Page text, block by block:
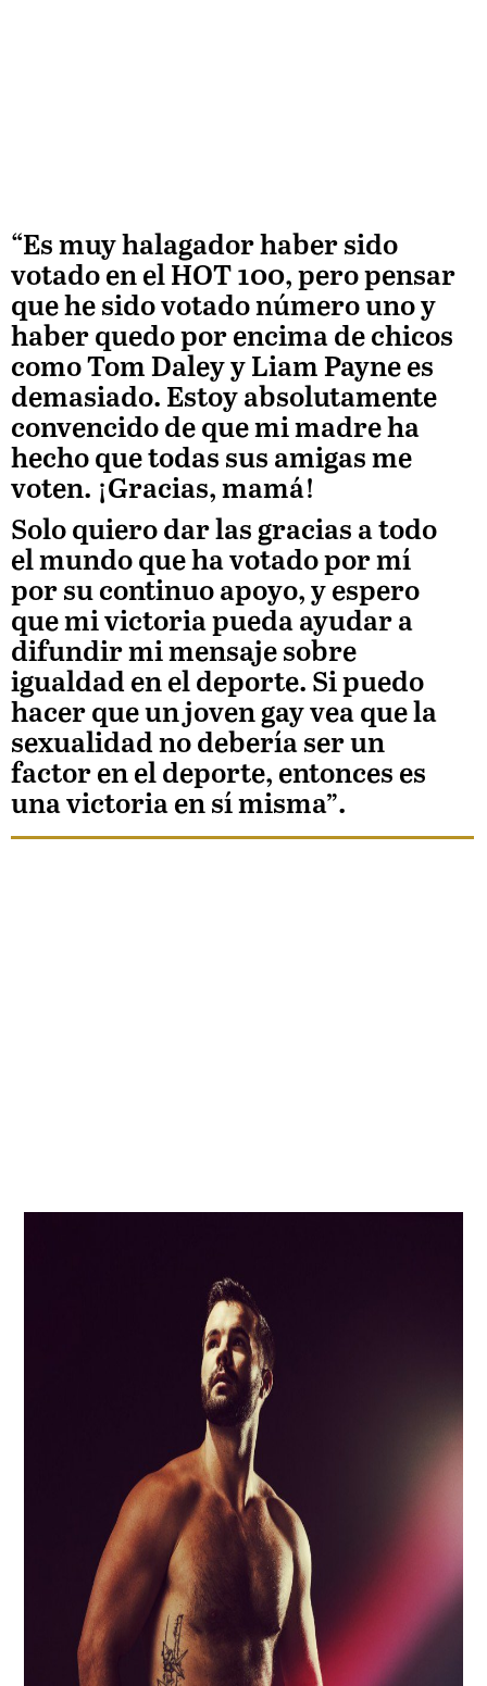
“Es muy halagador haber sido
votado en el HOT 100, pero pensar
que he sido votado número uno y
haber quedo por encima de chicos
como Tom Daley y Liam Payne es
demasiado. Estoy absolutamente
convencido de que mi madre ha
hecho que todas sus amigas me
voten. ¡Gracias, mamá!
Solo quiero dar las gracias a todo
el mundo que ha votado por mí
por su continuo apoyo, y espero
que mi victoria pueda ayudar a
difundir mi mensaje sobre
igualdad en el deporte. Si puedo
hacer que un joven gay vea que la
sexualidad no debería ser un
factor en el deporte, entonces es
una victoria en sí misma”.